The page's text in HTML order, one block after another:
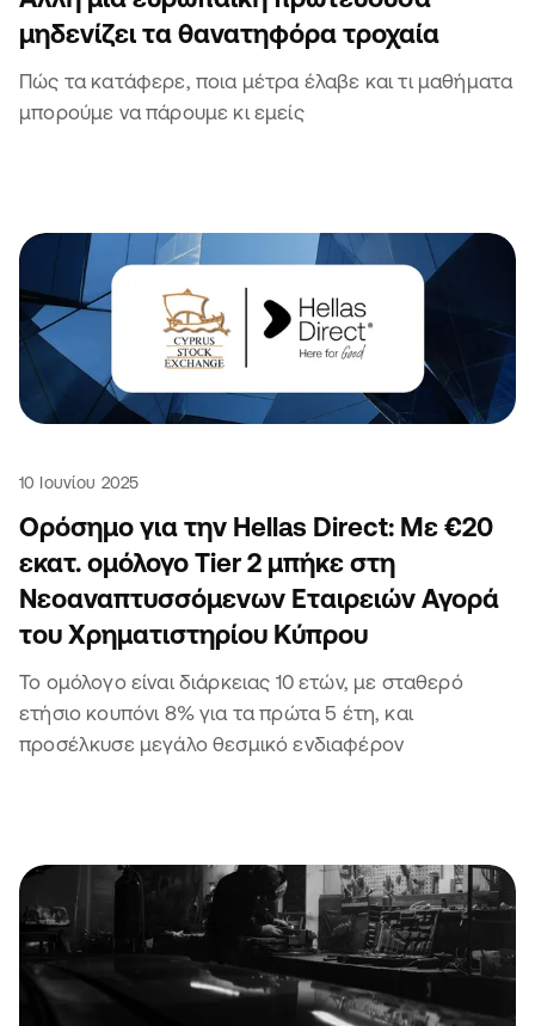
μηδενίζει τα θανατηφόρα τροχαία
Πώς τα κατάφερε, ποια μέτρα έλαβε και τι μαθήματα
μπορούμε να πάρουμε κι εμείς
10 Ιουνίου 2025
Ορόσημο για την Hellas Direct: Με €20
εκατ. ομόλογο Tier 2 μπήκε στη
Νεοαναπτυσσόμενων Εταιρειών Αγορά
του Χρηματιστηρίου Κύπρου
Το ομόλογο είναι διάρκειας 10 ετών, με σταθερό
ετήσιο κουπόνι 8% για τα πρώτα 5 έτη, και
προσέλκυσε μεγάλο θεσμικό ενδιαφέρον